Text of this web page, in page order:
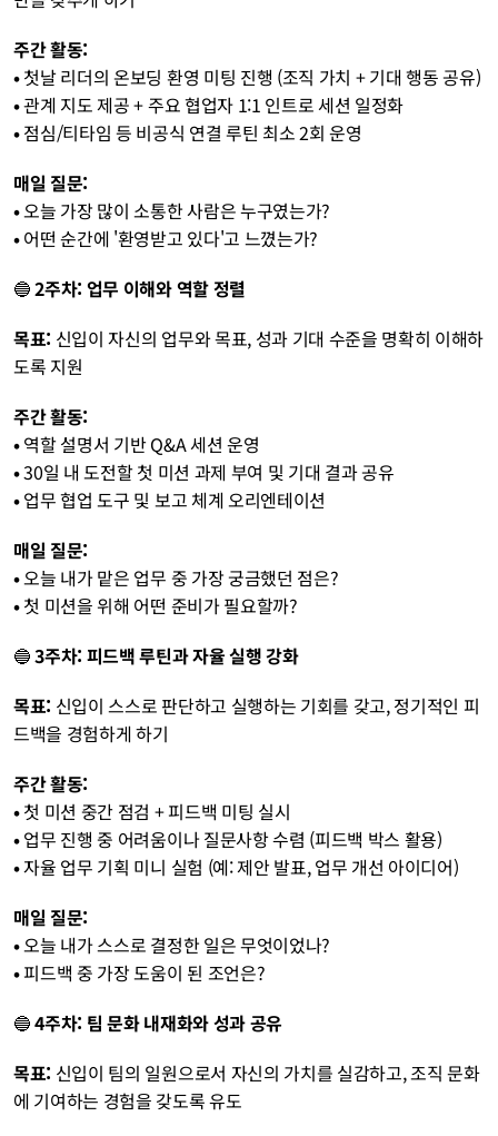
주간 활동:
• 첫날 리더의 온보딩 환영 미팅 진행 (조직 가치 + 기대 행동 공유)
• 관계 지도 제공 + 주요 협업자 1:1 인트로 세션 일정화
• 점심/티타임 등 비공식 연결 루틴 최소 2회 운영
매일 질문:
• 오늘 가장 많이 소통한 사람은 누구였는가?
• 어떤 순간에 '환영받고 있다'고 느꼈는가?
🔵 2주차: 업무 이해와 역할 정렬
목표: 신입이 자신의 업무와 목표, 성과 기대 수준을 명확히 이해하
도록 지원
주간 활동:
• 역할 설명서 기반 Q&A 세션 운영
• 30일 내 도전할 첫 미션 과제 부여 및 기대 결과 공유
• 업무 협업 도구 및 보고 체계 오리엔테이션
매일 질문:
• 오늘 내가 맡은 업무 중 가장 궁금했던 점은?
• 첫 미션을 위해 어떤 준비가 필요할까?
🔵 3주차: 피드백 루틴과 자율 실행 강화
목표: 신입이 스스로 판단하고 실행하는 기회를 갖고, 정기적인 피
드백을 경험하게 하기
주간 활동:
• 첫 미션 중간 점검 + 피드백 미팅 실시
• 업무 진행 중 어려움이나 질문사항 수렴 (피드백 박스 활용)
• 자율 업무 기획 미니 실험 (예: 제안 발표, 업무 개선 아이디어)
매일 질문:
• 오늘 내가 스스로 결정한 일은 무엇이었나?
• 피드백 중 가장 도움이 된 조언은?
🔵 4주차: 팀 문화 내재화와 성과 공유
목표: 신입이 팀의 일원으로서 자신의 가치를 실감하고, 조직 문화
에 기여하는 경험을 갖도록 유도